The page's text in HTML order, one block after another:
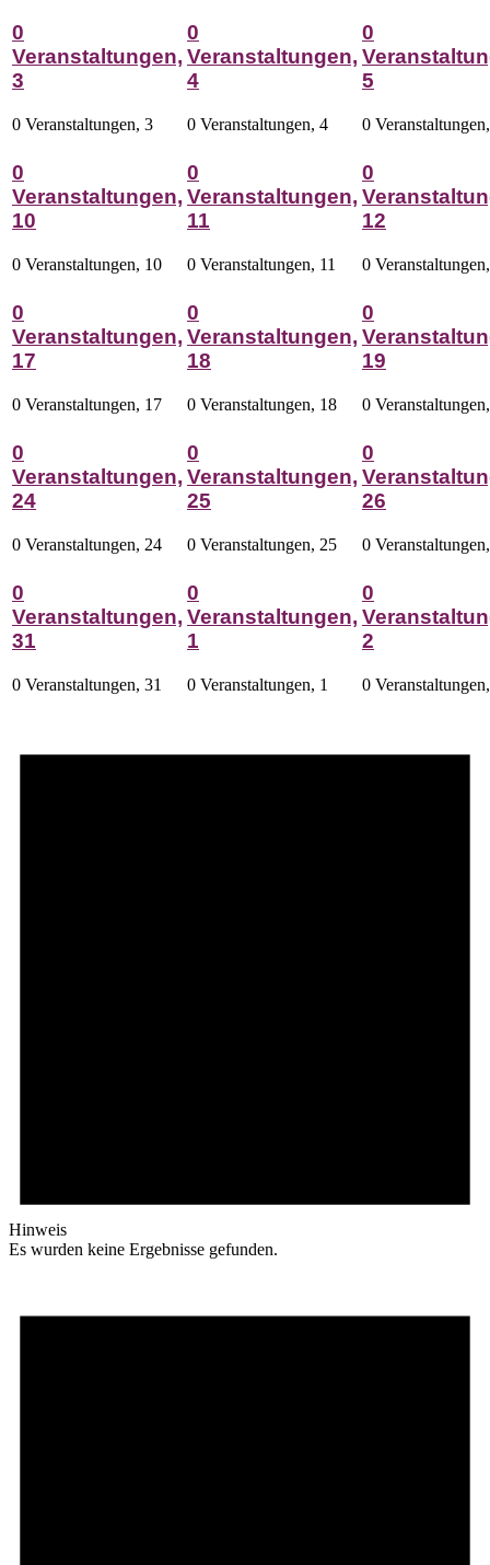
0
Veranstaltungen,
3
0 Veranstaltungen, 3
0
Veranstaltungen,
4
0 Veranstaltungen, 4
0
5
0
0
Veranstaltungen,
10
0 Veranstaltungen, 10
0
Veranstaltungen,
11
0 Veranstaltungen, 11
0
12
0
0
Veranstaltungen,
17
0 Veranstaltungen, 17
0
Veranstaltungen,
18
0 Veranstaltungen, 18
0
19
0
0
Veranstaltungen,
24
0 Veranstaltungen, 24
0
Veranstaltungen,
25
0 Veranstaltungen, 25
0
26
0
0
Veranstaltungen,
31
0 Veranstaltungen, 31
0
Veranstaltungen,
1
0 Veranstaltungen, 1
0
2
0
Hinweis
Es wurden keine Ergebnisse gefunden.